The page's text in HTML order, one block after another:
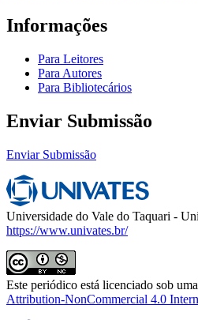
Informações
Para Leitores
Para Autores
Para Bibliotecários
Enviar Submissão
Enviar Submissão
Universidade do Vale do Taquari -
https://www.univates.br/
Este periódico está licenciado sob
Attribution-NonCommercial 4.0